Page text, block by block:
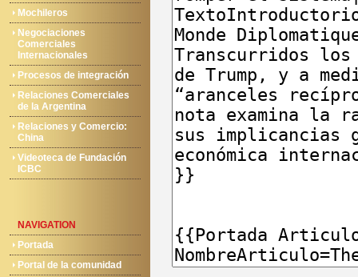
Mochileros
Negociaciones
Comerciales
Internacionales
Procesos de integración
Relaciones Comerciales
de la Argentina
Relaciones y Comercio:
China
Videoteca de Fundación
ICBC
NAVIGATION
Portada
Portal de la comunidad